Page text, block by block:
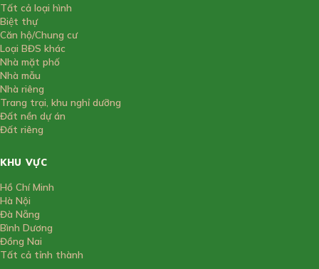
Tất cả loại hình
Biệt thự
Căn hộ/Chung cư
Loại BĐS khác
Nhà mặt phố
Nhà mẫu
Nhà riêng
Trang trại, khu nghỉ dưỡng
Đất nền dự án
Đất riêng
KHU VỰC
Hồ Chí Minh
Hà Nội
Đà Nẵng
Bình Dương
Đồng Nai
Tất cả tỉnh thành